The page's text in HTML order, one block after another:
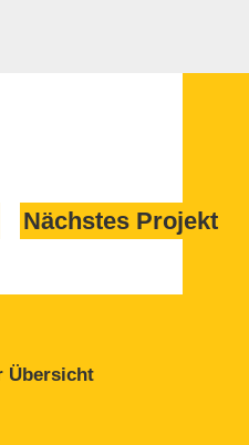
Nächstes Projekt
Übersicht